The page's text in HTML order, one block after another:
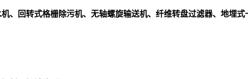
、回转式格栅除污机、无轴螺旋输送机、纤维转盘过滤器、地埋